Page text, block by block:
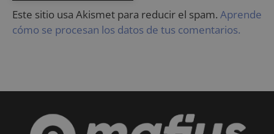
Este sitio usa Akismet para reducir el spam. Aprende
cómo se procesan los datos de tus comentarios.